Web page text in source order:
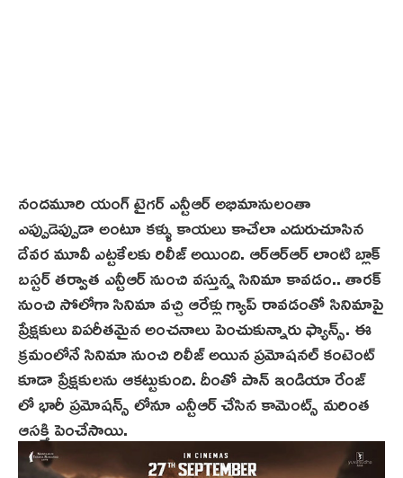
నందమూరి యంగ్ టైగర్ ఎన్టీఆర్ అభిమానులంతా
ఎప్పుడెప్పుడా అంటూ కళ్ళు కాయలు కాచేలా ఎదురుచూసిన
దేవర మూవీ ఎట్టకేలకు రిలీజ్ అయింది. ఆర్‌ఆర్ఆర్ లాంటి బ్లాక్
బస్టర్ తర్వాత ఎన్టీఆర్ నుంచి వస్తున్న సినిమా కావడం.. తారక్
నుంచి సోలోగా సినిమా వచ్చి ఆరేళ్లు గ్యాప్ రావడంతో సినిమాపై
ప్రేక్షకులు విపరీతమైన అంచనాలు పెంచుకున్నారు ఫ్యాన్స్‌. ఈ
క్రమంలోనే సినిమా నుంచి రిలీజ్ అయిన ప్రమోషనల్ కంటెంట్
కూడా ప్రేక్షకులను ఆకట్టుకుంది. దీంతో పాన్ ఇండియా రేంజ్
లో భారీ ప్రమోషన్స్ లోనూ ఎన్టీఆర్ చేసిన కామెంట్స్ మరింత
ఆసక్తి పెంచేసాయి.